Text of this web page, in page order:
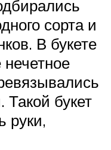
сорта и
В букете
Такой букет
руки,